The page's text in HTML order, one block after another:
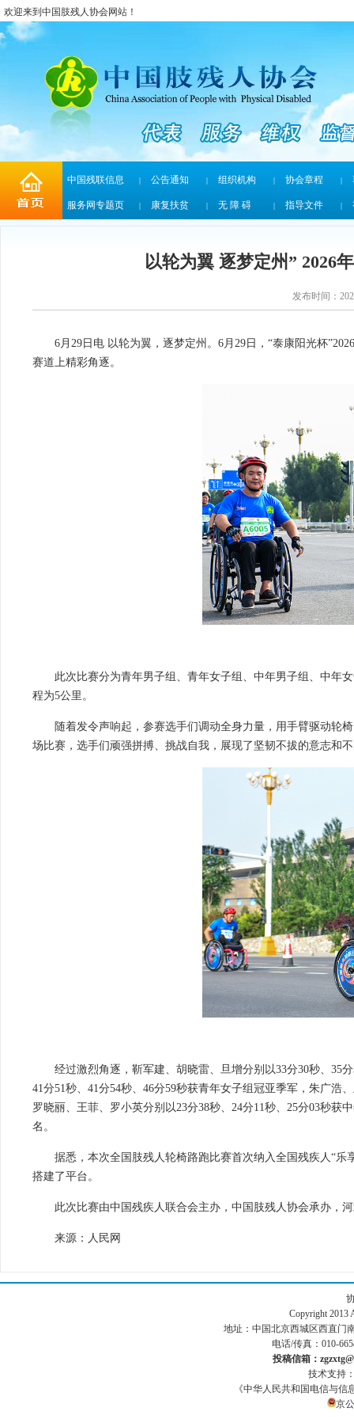
欢迎来到中国肢残人协会网站！
中国残联信息 | 公告通知 | 组织机构 | 协会章程 |
服务网专题页 | 康复扶贫 | 无 障 碍 | 指导文件 |
以轮为翼 逐梦定州” 2026
发布时间：
6月29日电 以轮为翼，逐梦定州。6月29日，“泰康阳光杯
赛道上精彩角逐。
此次比赛分为青年男子组、青年女子组、中年男子组、中年
程为5公里。
随着发令声响起，参赛选手们调动全身力量，用手臂驱动轮
场比赛，选手们顽强拼搏、挑战自我，展现了坚韧不拔的意志和
经过激烈角逐，靳军建、胡晓雷、旦增分别以33分30秒、35
41分51秒、41分54秒、46分59秒获青年女子组冠亚季军，朱广浩
罗晓丽、王菲、罗小英分别以23分38秒、24分11秒、25分03秒
名。
据悉，本次全国肢残人轮椅路跑比赛首次纳入全国残疾人“
搭建了平台。
此次比赛由中国残疾人联合会主办，中国肢残人协会承办，
来源：人民网
Copyright 2013
地址：中国北京西城区西直门
电话/传真：010-
投稿信箱：
技术支持
《中华人民共和国电信与
京